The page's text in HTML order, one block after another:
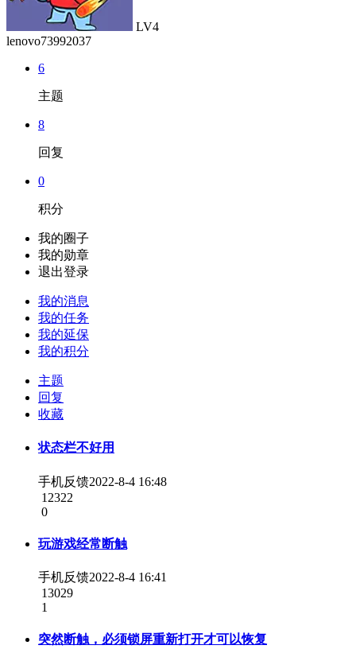
LV4
lenovo73992037
6
主题
8
回复
0
积分
我的圈子
我的勋章
退出登录
我的消息
我的任务
我的延保
我的积分
主题
回复
收藏
状态栏不好用
手机反馈2022-8-4 16:48
12322
0
玩游戏经常断触
手机反馈2022-8-4 16:41
13029
1
突然断触，必须锁屏重新打开才可以恢复